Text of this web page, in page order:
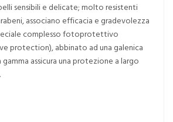
sensibili e delicate; molto resistenti
associano efficacia e gradevolezza
complesso fotoprotettivo
protection), abbinato ad una galenica
assicura una protezione a largo